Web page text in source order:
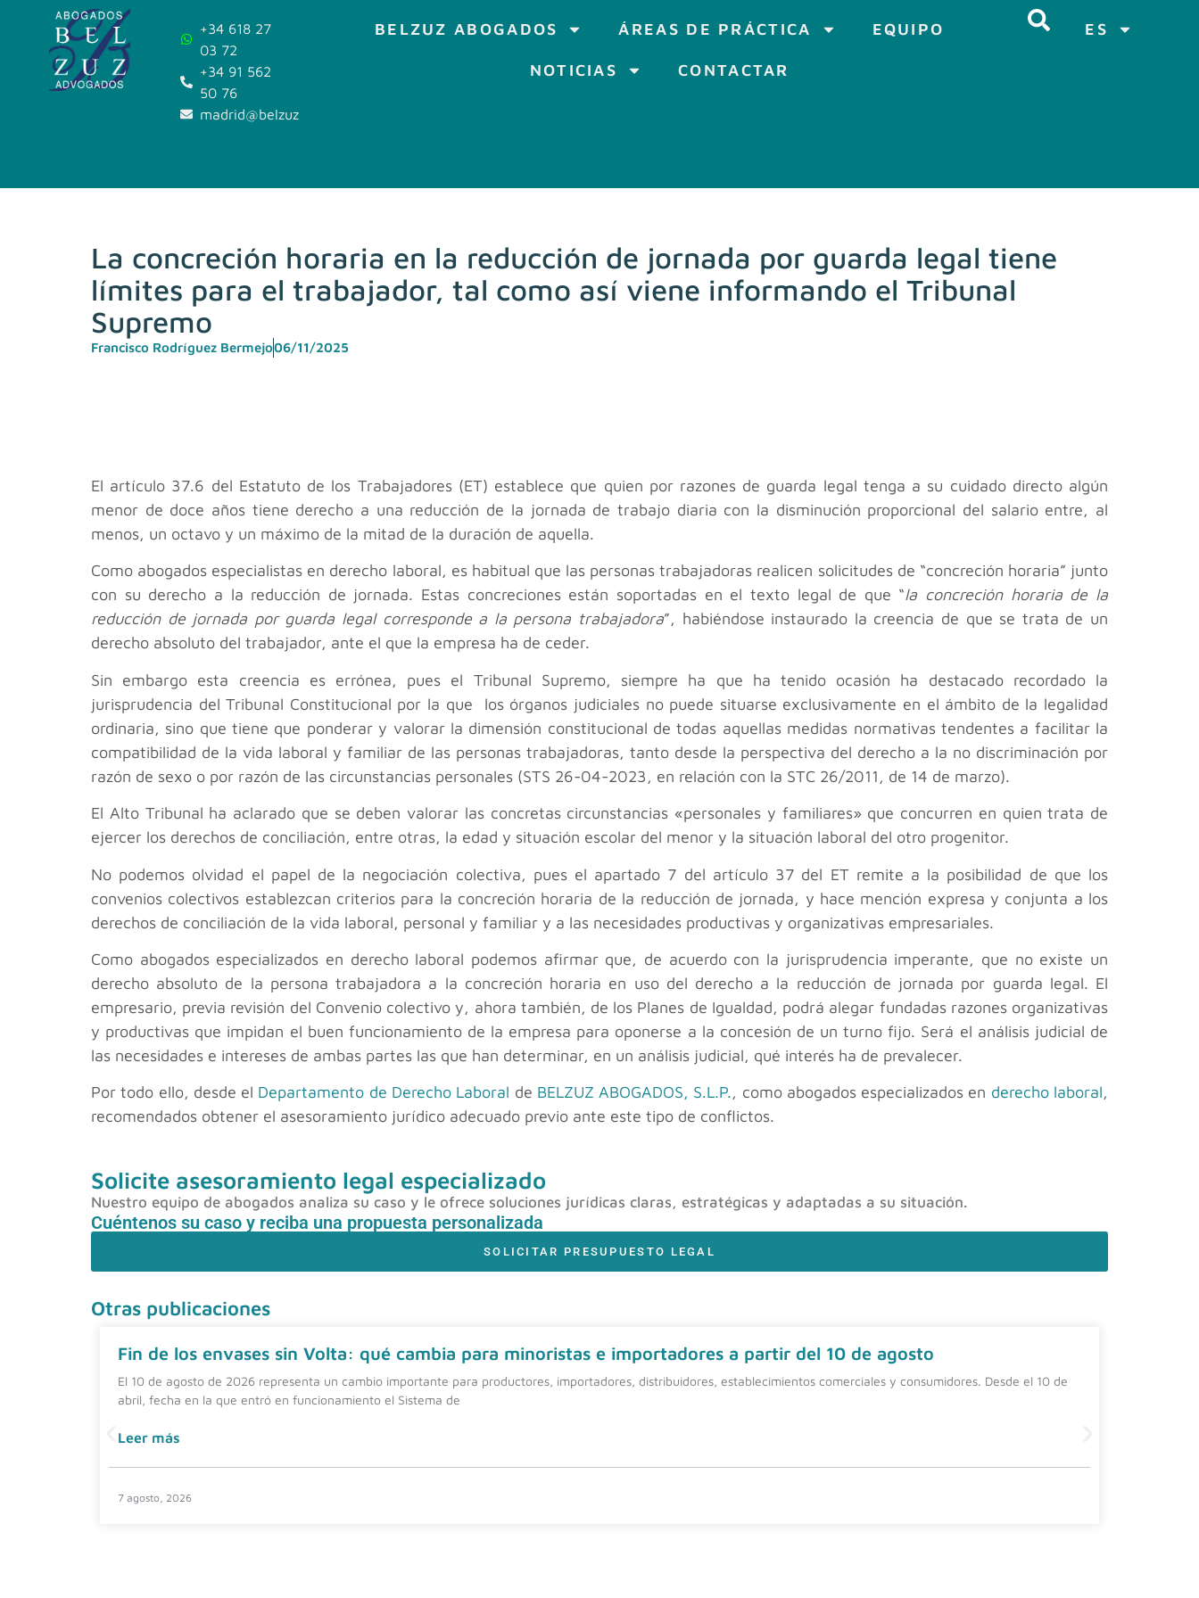
+34 618 27
03 72
+34 91 562
50 76
madrid@belzuz.com
BELZUZ ABOGADOS ÁREAS DE PRÁCTICA EQUIPO
NOTICIAS CONTACTAR
ES
La concreción horaria en la reducción de jornada por guarda legal tiene
límites para el trabajador, tal como así viene informando el Tribunal
Supremo
Francisco Rodríguez Bermejo06/11/2025
El artículo 37.6 del Estatuto de los Trabajadores (ET) establece que quien por razones de guarda legal tenga a su cuidado directo algún
menor de doce años tiene derecho a una reducción de la jornada de trabajo diaria con la disminución proporcional del salario entre, al
menos, un octavo y un máximo de la mitad de la duración de aquella.
Como abogados especialistas en derecho laboral, es habitual que las personas trabajadoras realicen solicitudes de “concreción horaria” junto
con su derecho a la reducción de jornada. Estas concreciones están soportadas en el texto legal de que “la concreción horaria de la
reducción de jornada por guarda legal corresponde a la persona trabajadora”, habiéndose instaurado la creencia de que se trata de un
derecho absoluto del trabajador, ante el que la empresa ha de ceder.
Sin embargo esta creencia es errónea, pues el Tribunal Supremo, siempre ha que ha tenido ocasión ha destacado recordado la
jurisprudencia del Tribunal Constitucional por la que los órganos judiciales no puede situarse exclusivamente en el ámbito de la legalidad
ordinaria, sino que tiene que ponderar y valorar la dimensión constitucional de todas aquellas medidas normativas tendentes a facilitar la
compatibilidad de la vida laboral y familiar de las personas trabajadoras, tanto desde la perspectiva del derecho a la no discriminación por
razón de sexo o por razón de las circunstancias personales (STS 26-04-2023, en relación con la STC 26/2011, de 14 de marzo).
El Alto Tribunal ha aclarado que se deben valorar las concretas circunstancias «personales y familiares» que concurren en quien trata de
ejercer los derechos de conciliación, entre otras, la edad y situación escolar del menor y la situación laboral del otro progenitor.
No podemos olvidad el papel de la negociación colectiva, pues el apartado 7 del artículo 37 del ET remite a la posibilidad de que los
convenios colectivos establezcan criterios para la concreción horaria de la reducción de jornada, y hace mención expresa y conjunta a los
derechos de conciliación de la vida laboral, personal y familiar y a las necesidades productivas y organizativas empresariales.
Como abogados especializados en derecho laboral podemos afirmar que, de acuerdo con la jurisprudencia imperante, que no existe un
derecho absoluto de la persona trabajadora a la concreción horaria en uso del derecho a la reducción de jornada por guarda legal. El
empresario, previa revisión del Convenio colectivo y, ahora también, de los Planes de Igualdad, podrá alegar fundadas razones organizativas
y productivas que impidan el buen funcionamiento de la empresa para oponerse a la concesión de un turno fijo. Será el análisis judicial de
las necesidades e intereses de ambas partes las que han determinar, en un análisis judicial, qué interés ha de prevalecer.
Por todo ello, desde el Departamento de Derecho Laboral de BELZUZ ABOGADOS, S.L.P., como abogados especializados en derecho laboral,
recomendados obtener el asesoramiento jurídico adecuado previo ante este tipo de conflictos.
Solicite asesoramiento legal especializado
Nuestro equipo de abogados analiza su caso y le ofrece soluciones jurídicas claras, estratégicas y adaptadas a su situación.
Cuéntenos su caso y reciba una propuesta personalizada
SOLICITAR PRESUPUESTO LEGAL
Otras publicaciones
Fin de los envases sin Volta: qué cambia para minoristas e importadores a partir del 10 de agosto
El 10 de agosto de 2026 representa un cambio importante para productores, importadores, distribuidores, establecimientos comerciales y consumidores. Desde el 10 de
abril, fecha en la que entró en funcionamiento el Sistema de
Leer más
7 agosto, 2026